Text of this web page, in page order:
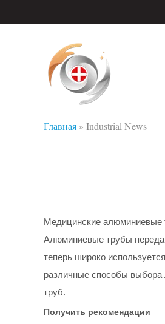
Главная » Industrial News
Медицинские алюминиевые
Алюминиевые трубы
теперь широко
различные способы выбора
труб.
Получить рекомендации